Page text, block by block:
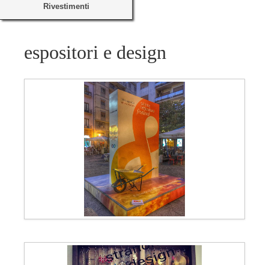
Rivestimenti
espositori e design